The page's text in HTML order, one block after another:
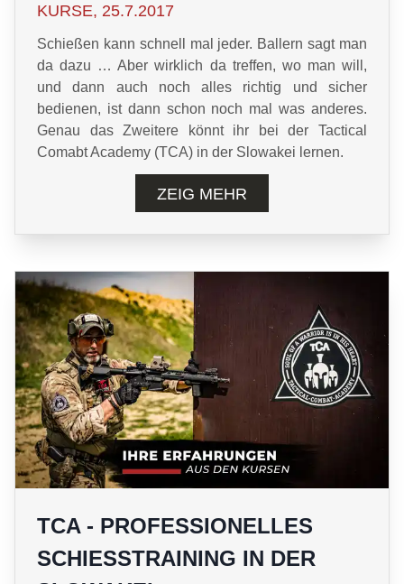
KURSE, 25.7.2017
Schießen kann schnell mal jeder. Ballern sagt man
da dazu … Aber wirklich da treffen, wo man will,
und dann auch noch alles richtig und sicher
bedienen, ist dann schon noch mal was anderes.
Genau das Zweitere könnt ihr bei der Tactical
Comabt Academy (TCA) in der Slowakei lernen.
ZEIG MEHR
TCA - PROFESSIONELLES
SCHIESSTRAINING IN DER S